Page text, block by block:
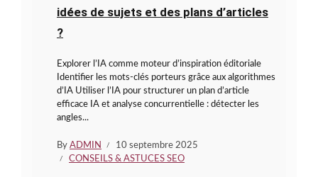
idées de sujets et des plans d’articles
?
Explorer l’IA comme moteur d’inspiration éditoriale
Identifier les mots-clés porteurs grâce aux algorithmes
d’IA Utiliser l’IA pour structurer un plan d’article
efficace IA et analyse concurrentielle : détecter les
angles...
By ADMIN
10 septembre 2025
CONSEILS & ASTUCES SEO